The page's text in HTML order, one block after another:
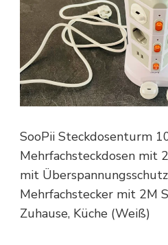
SooPii Steckdosenturm
Mehrfachsteckdosen mit
mit
Mehrfachstecker mit 2M
Zuhause, Küche (Weiß)